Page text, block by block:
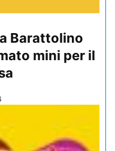
Barattolino
mini per il